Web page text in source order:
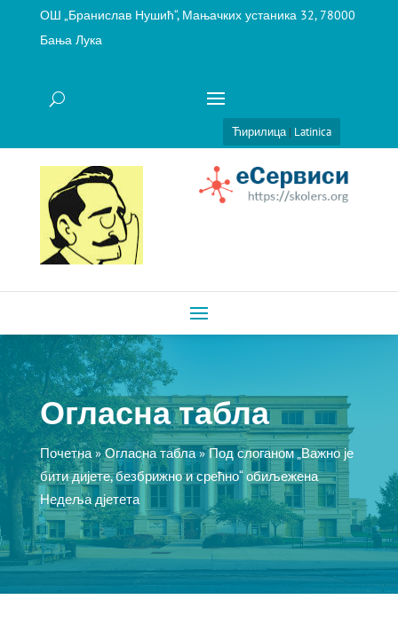
ОШ „Бранислав Нушић“, Мањачких устаника 32, 78000
Бања Лука
Ћирилица| Latinica
Огласна табла
Почетна»Огласна табла»Под слоганом „Важно је
бити дијете, безбрижно и срећно“ обиљежена
Недеља дјетета